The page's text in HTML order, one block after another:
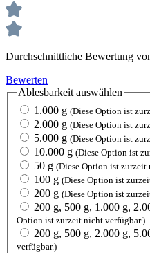
Durchschnittliche Bewertung
Bewerten
Ablesbarkeitauswählen
1.000 g (Diese Option ist
2.000 g (Diese Option ist
5.000 g (Diese Option ist
10.000 g (Diese Option ist
50 g (Diese Option ist zurzeit
100 g (Diese Option ist
200 g (Diese Option ist
200 g, 500 g, 1.000 g,
Option ist zurzeit nicht verfügbar.)
200 g, 500 g, 2.000 g,
verfügbar.)